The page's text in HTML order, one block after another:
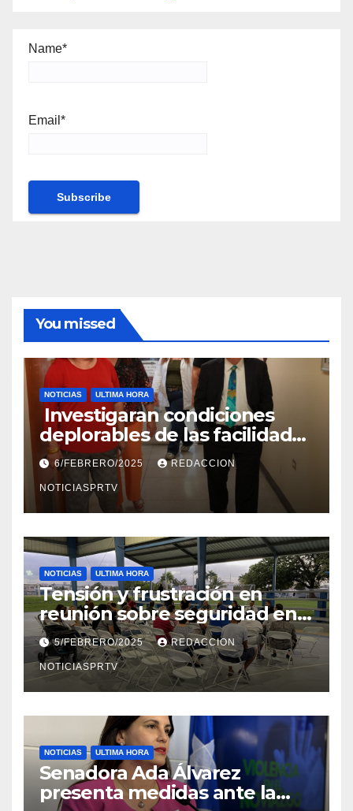
Name*
Email*
You missed
NOTICIAS ULTIMA HORA
Investigaran condiciones
deplorables de las facilidades
el Departamento de la Salud
en Mayagüez
6/FEBRERO/2025 REDACCION
NOTICIASPRTV
NOTICIAS ULTIMA HORA
Tensión y frustración en
reunión sobre seguridad en
Reparto Metropolitano
5/FEBRERO/2025 REDACCION
NOTICIASPRTV
NOTICIAS ULTIMA HORA
Senadora Ada Álvarez
presenta medidas ante la